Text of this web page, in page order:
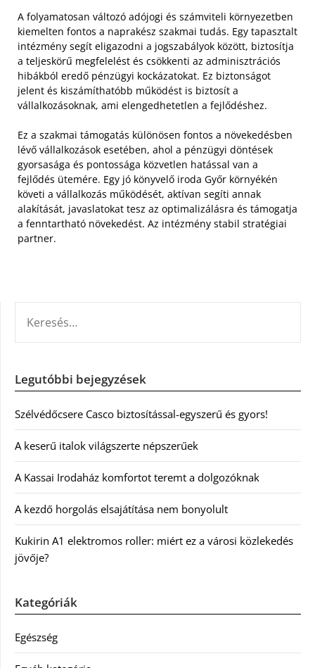
A folyamatosan változó adójogi és számviteli környezetben
kiemelten fontos a naprakész szakmai tudás. Egy tapasztalt
intézmény segít eligazodni a jogszabályok között, biztosítja
a teljeskörű megfelelést és csökkenti az adminisztrációs
hibákból eredő pénzügyi kockázatokat. Ez biztonságot
jelent és kiszámíthatóbb működést is biztosít a
vállalkozásoknak, ami elengedhetetlen a fejlődéshez.
Ez a szakmai támogatás különösen fontos a növekedésben
lévő vállalkozások esetében, ahol a pénzügyi döntések
gyorsasága és pontossága közvetlen hatással van a
fejlődés ütemére. Egy jó könyvelő iroda Győr környékén
követi a vállalkozás működését, aktívan segíti annak
alakítását, javaslatokat tesz az optimalizálásra és támogatja
a fenntartható növekedést. Az intézmény stabil stratégiai
partner.
Legutóbbi bejegyzések
Szélvédőcsere Casco biztosítással-egyszerű és gyors!
A keserű italok világszerte népszerűek
A Kassai Irodaház komfortot teremt a dolgozóknak
A kezdő horgolás elsajátítása nem bonyolult
Kukirin A1 elektromos roller: miért ez a városi közlekedés
jövője?
Kategóriák
Egészség